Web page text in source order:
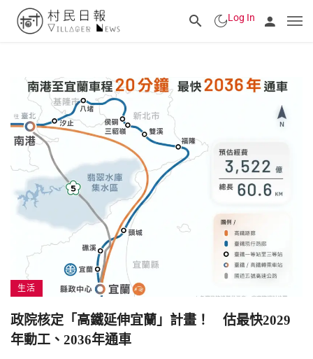
Log In
生活
政院核定「高鐵延伸宜蘭」計畫！ 估最快2029
年動工、2036年通車